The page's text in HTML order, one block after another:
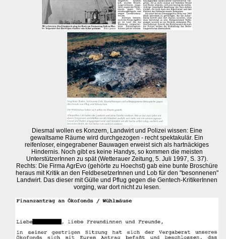
Diesmal wollen es Konzern, Landwirt und Polizei wissen: Eine
gewaltsame Räume wird durchgezogen - recht spektakulär. Ein
reifenloser, eingegrabener Bauwagen erweist sich als hartnäckiges
Hindernis. Noch gibt es keine Handys, so kommen die meisten
UnterstützerInnen zu spät (Wetterauer Zeitung, 5. Juli 1997, S. 37).
Rechts: Die Firma AgrEvo (gehörte zu Hoechst) gab eine bunte Broschüre
heraus mit Kritik an den FeldbesetzerInnen und Lob für den "besonnenen"
Landwirt. Das dieser mit Gülle und Pflug gegen die Gentech-KritikerInnen
vorging, war dort nicht zu lesen.